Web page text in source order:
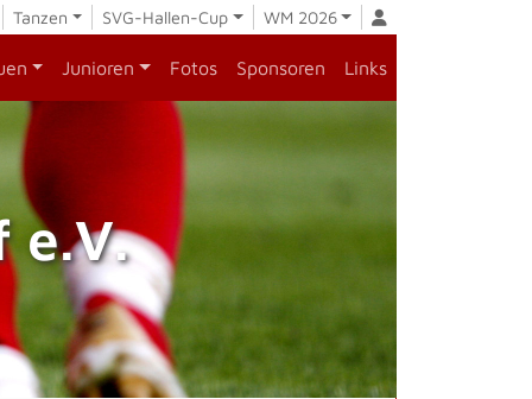
Tanzen SVG-Hallen-Cup WM 2026
Junioren Fotos Sponsoren Links
e.V.